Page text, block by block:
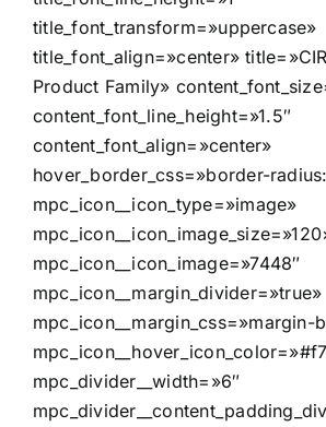
title_font_transform=»uppercase»
title_font_align=»center»
Product Family»
content_font_line_height=»1.5″
content_font_align=»center»
hover_border_css=»border-
mpc_icon__icon_type=»image»
mpc_icon__icon_image=»7448″
mpc_icon__margin_divider=»true»
mpc_divider__width=»6″